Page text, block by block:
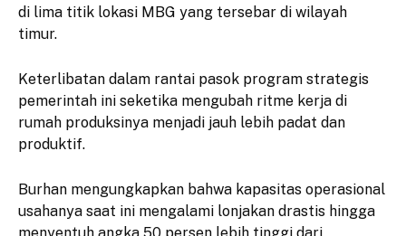
di lima titik lokasi MBG yang tersebar di wilayah
timur.
​Keterlibatan dalam rantai pasok program strategis
pemerintah ini seketika mengubah ritme kerja di
rumah produksinya menjadi jauh lebih padat dan
produktif.
​Burhan mengungkapkan bahwa kapasitas operasional
usahanya saat ini mengalami lonjakan drastis hingga